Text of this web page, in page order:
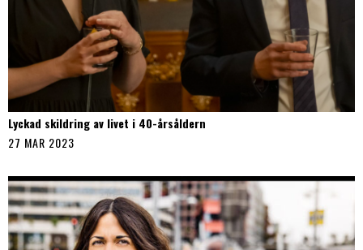
Lyckad skildring av livet i 40-årsåldern
27 MAR 2023